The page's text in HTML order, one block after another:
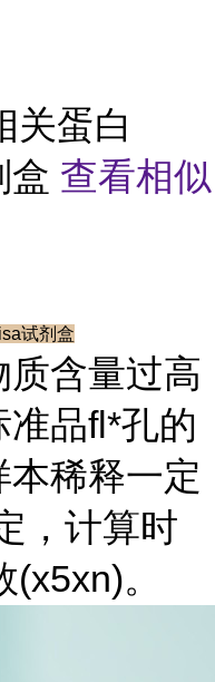
关蛋白
盒 查看相似
试剂盒
含量过高
品fl*孔的
稀释一定
，计算时
。